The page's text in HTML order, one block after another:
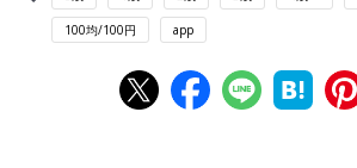
100均/100円 app